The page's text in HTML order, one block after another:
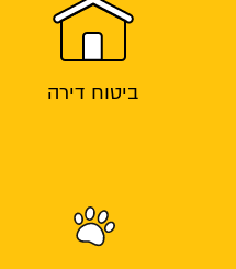
ביטוח דירה